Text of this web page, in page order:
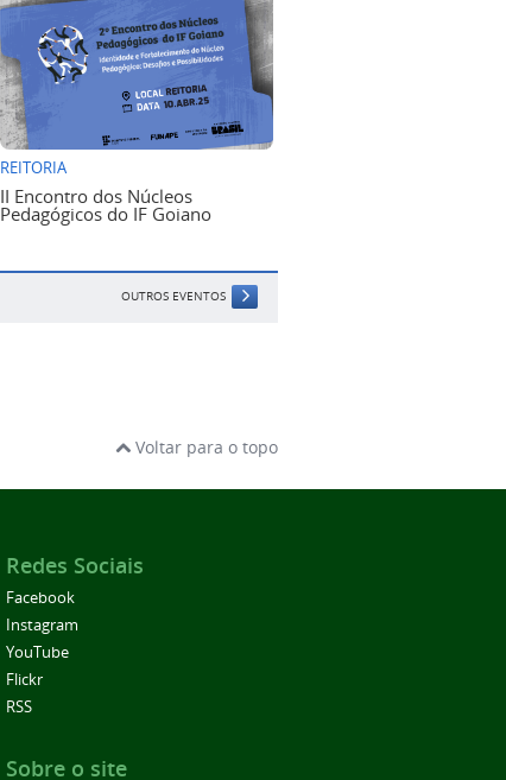
REITORIA
II Encontro dos Núcleos
Pedagógicos do IF Goiano
Facebook
YouTube
Flickr
RSS
Acessibilidade